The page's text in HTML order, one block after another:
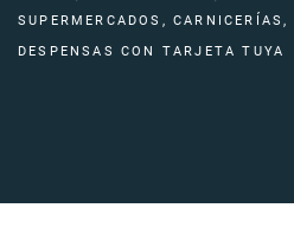
SUPERMERCADOS, CARNICERÍAS,
DESPENSAS CON TARJETA TUYA